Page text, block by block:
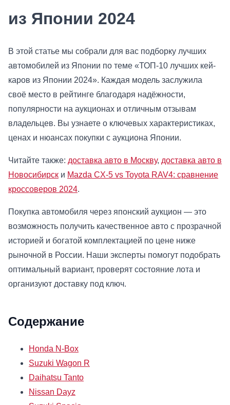
из Японии 2024
В этой статье мы собрали для вас подборку лучших
автомобилей из Японии по теме «ТОП-10 лучших кей-
каров из Японии 2024». Каждая модель заслужила
своё место в рейтинге благодаря надёжности,
популярности на аукционах и отличным отзывам
владельцев. Вы узнаете о ключевых характеристиках,
ценах и нюансах покупки с аукциона Японии.
Читайте также: доставка авто в Москву, доставка авто в
Новосибирск и Mazda CX-5 vs Toyota RAV4: сравнение
кроссоверов 2024.
Покупка автомобиля через японский аукцион — это
возможность получить качественное авто с прозрачной
историей и богатой комплектацией по цене ниже
рыночной в России. Наши эксперты помогут подобрать
оптимальный вариант, проверят состояние лота и
организуют доставку под ключ.
Содержание
Honda N-Box
Suzuki Wagon R
Daihatsu Tanto
Nissan Dayz